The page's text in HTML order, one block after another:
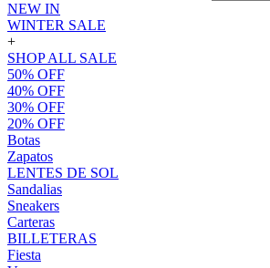
NEW IN
WINTER SALE
+
SHOP ALL SALE
50% OFF
40% OFF
30% OFF
20% OFF
Botas
Zapatos
LENTES DE SOL
Sandalias
Sneakers
Carteras
BILLETERAS
Fiesta